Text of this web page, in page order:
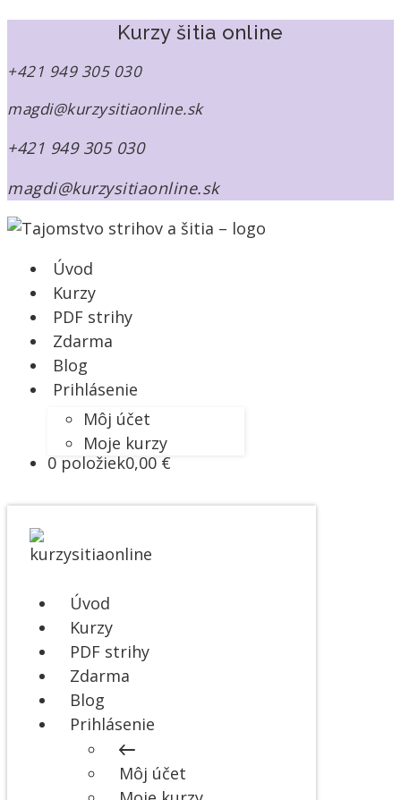
Kurzy šitia online
+421 949 305 030
magdi@kurzysitiaonline.sk
+421 949 305 030
magdi@kurzysitiaonline.sk
Úvod
Kurzy
PDF strihy
Zdarma
Blog
Prihlásenie
Môj účet
Moje kurzy
0 položiek0,00 €
Úvod
Kurzy
PDF strihy
Zdarma
Blog
Prihlásenie
Môj účet
Č.
PDF
na
mikinu
raglánom
Ela
(veľkosť
168_38_50)